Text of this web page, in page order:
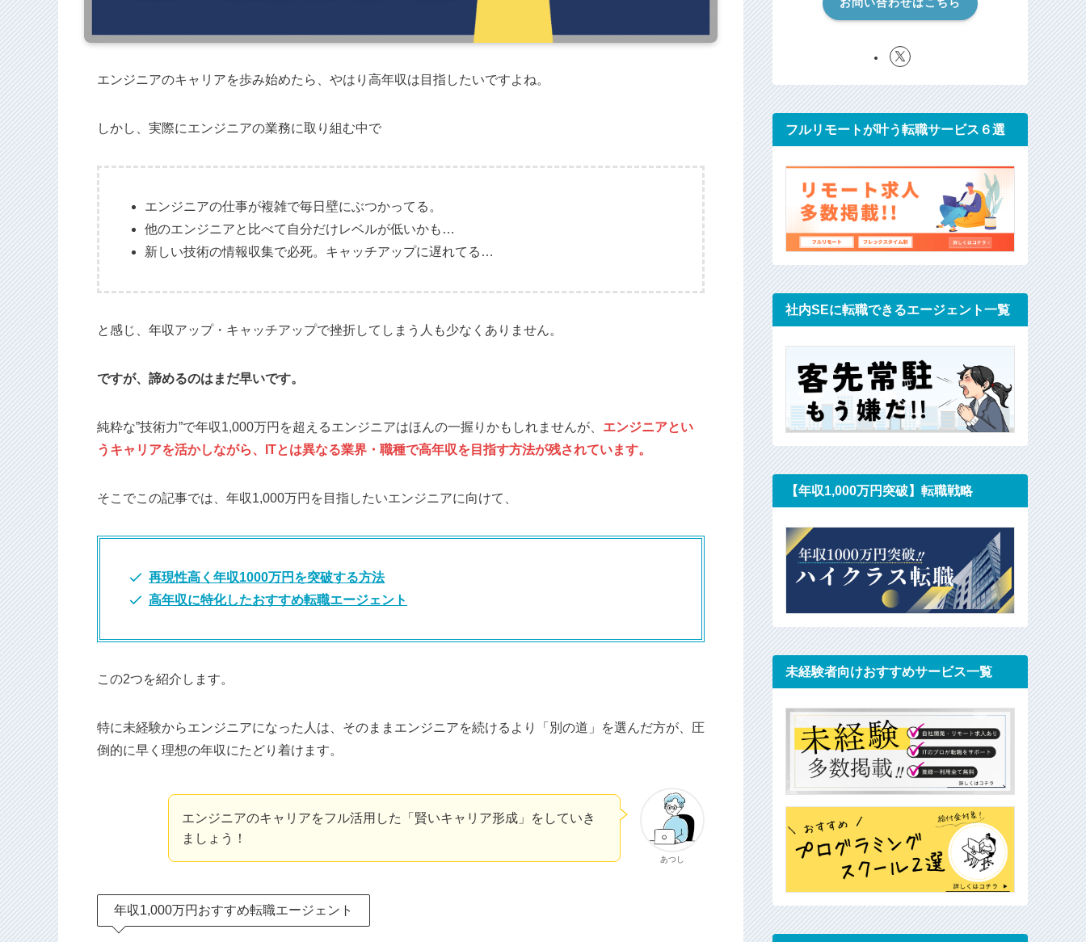
エンジニアのキャリアを歩み始めたら、やはり高年収は目指したいですよね。
しかし、実際にエンジニアの業務に取り組む中で
エンジニアの仕事が複雑で毎日壁にぶつかってる。
他のエンジニアと比べて自分だけレベルが低いかも…
新しい技術の情報収集で必死。キャッチアップに遅れてる…
と感じ、年収アップ・キャッチアップで挫折してしまう人も少なくありません。
ですが、諦めるのはまだ早いです。
純粋な”技術力”で年収1,000万円を超えるエンジニアはほんの一握りかもしれませんが、 エンジニアとい
うキャリアを活かしながら、ITとは異なる業界・職種で高年収を目指す方法が残されています。
そこでこの記事では、年収1,000万円を目指したいエンジニアに向けて、
再現性高く年収1000万円を突破する方法
高年収に特化したおすすめ転職エージェント
この2つを紹介します。
特に未経験からエンジニアになった人は、そのままエンジニアを続けるより「別の道」を選んだ方が、圧
倒的に早く理想の年収にたどり着けます。
あつし
エンジニアのキャリアをフル活用した「賢いキャリア形成」をしていき
ましょう！
年収1,000万円おすすめ転職エージェント
フルリモートが叶う転職サービス６選
社内SEに転職できるエージェント一覧
【年収1,000万円突破】転職戦略
未経験者向けおすすめサービス一覧